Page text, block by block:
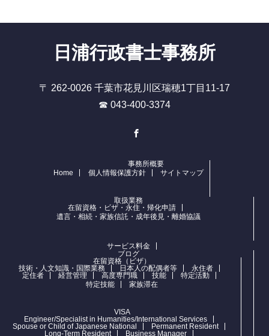
日浦行政書士事務所
〒 262-0026 千葉市花見川区瑞穂1丁目11-17
☎ 043-400-3374
Home
事務所概要
個人情報保護方針
サイトマップ
取扱業務
在留資格・ビザ・永住・帰化申請
遺言・相続・家族信託・成年後見・離婚協議
サービス料金
ブログ
在留資格（ビザ）
技術・人文知識・国際業務
日本人の配偶者等
永住者
定住者
経営管理 高度専門職 技能
特定活動
特定技能
家族滞在
VISA
Engineer/Specialist in Humanities/International Services
Spouse or Child of Japanese National
Permanent Resident
Long-Term Resident
Business Manager